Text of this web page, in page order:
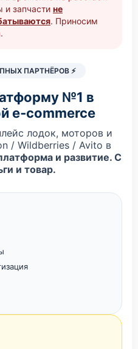
и запчасти не
. Приносим
ПАРТНЁРОВ ⚡
№1 в
e‑commerce
лодок, моторов и
/ Wildberries / Avito в
и развитие. С
и товар.